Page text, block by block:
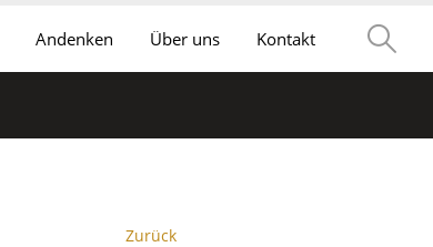
Andenken Über uns Kontakt
Zurück